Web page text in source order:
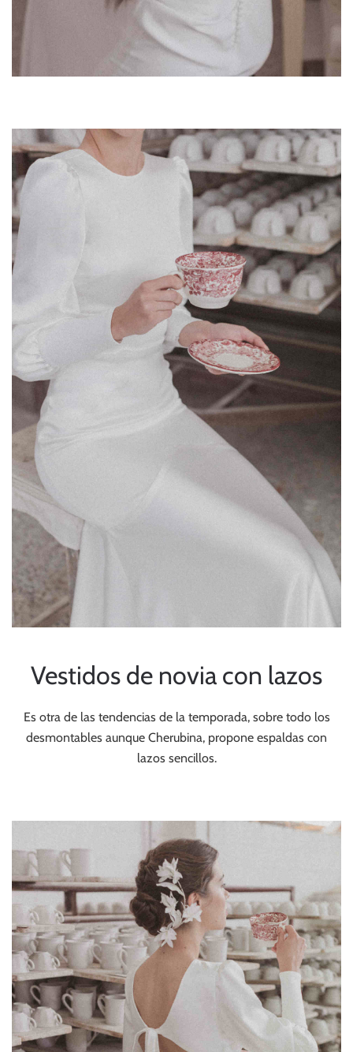
Vestidos de novia con lazos
Es otra de las tendencias de la temporada, sobre todo los
desmontables aunque Cherubina, propone espaldas con
lazos sencillos.